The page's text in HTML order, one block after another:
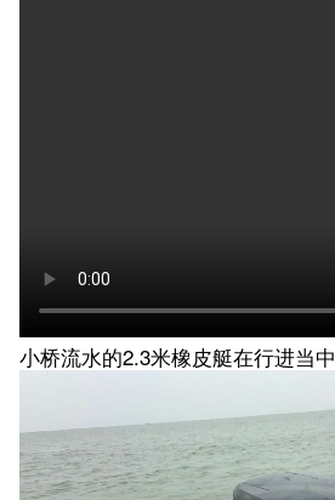
小桥流水的2.3米橡皮艇在行进当中